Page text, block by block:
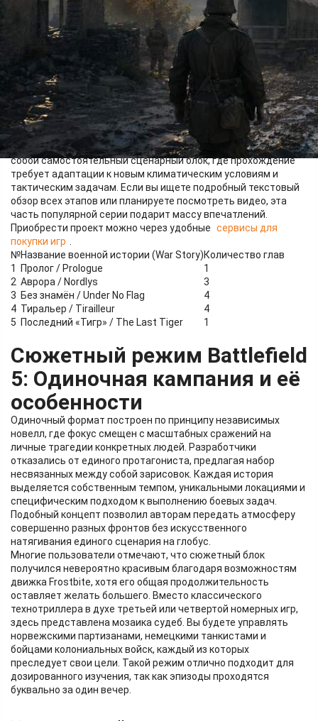
Сюжетная кампания знаменитого шутера предлагает
совершенно уникальный взгляд на события середины
двадцатого века, разбивая глобальный конфликт на
локальные эпизоды. Полный перечень этих рассказов
демонстрирует отказ от классической линейной структуры в
пользу формата антологии. Каждая глава представляет
собой самостоятельный сценарный блок, где прохождение
требует адаптации к новым климатическим условиям и
тактическим задачам. Если вы ищете подробный текстовый
обзор всех этапов или планируете посмотреть видео, эта
часть популярной серии подарит массу впечатлений.
Приобрести проект можно через удобные сервисы для
покупки игр
№Название военной истории (War Story)Количество глав
1
Пролог / Prologue
1
2 Аврора / Nordlys
3
3 Без знамён / Under No Flag
4
4 Тиральер / Tirailleur
4
5 Последний «Тигр» / The Last Tiger 1
Сюжетный режим Battlefield
5: Одиночная кампания и её
особенности
Одиночный формат построен по принципу независимых
новелл, где фокус смещен с масштабных сражений на
личные трагедии конкретных людей. Разработчики
отказались от единого протагониста, предлагая набор
несвязанных между собой зарисовок. Каждая история
выделяется собственным темпом, уникальными локациями и
специфическим подходом к выполнению боевых задач.
Подобный концепт позволил авторам передать атмосферу
совершенно разных фронтов без искусственного
натягивания единого сценария на глобус.
Многие пользователи отмечают, что сюжетный блок
получился невероятно красивым благодаря возможностям
движка Frostbite, хотя его общая продолжительность
оставляет желать большего. Вместо классического
технотриллера в духе третьей или четвертой номерных игр,
здесь представлена мозаика судеб. Вы будете управлять
норвежскими партизанами, немецкими танкистами и
бойцами колониальных войск, каждый из которых
преследует свои цели. Такой режим отлично подходит для
дозированного изучения, так как эпизоды проходятся
буквально за один вечер.